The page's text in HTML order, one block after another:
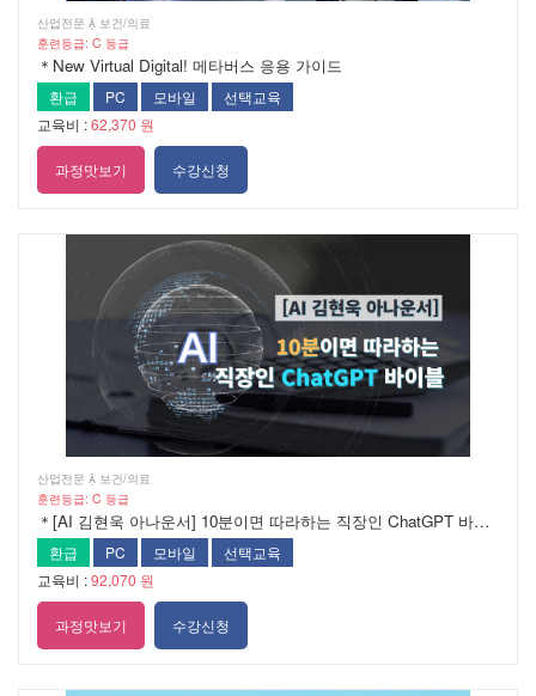
산업전문  보건/의료
훈련등급: C 등급
＊New Virtual Digital! 메타버스 응용 가이드
환급 PC 모바일
선택교육
교육비 :62,370 원
과정맛보기 수강신청
산업전문  보건/의료
훈련등급: C 등급
＊[AI 김현욱 아나운서] 10분이면 따라하는 직장인 ChatGPT 바이블
환급 PC 모바일
선택교육
교육비 :92,070 원
과정맛보기 수강신청